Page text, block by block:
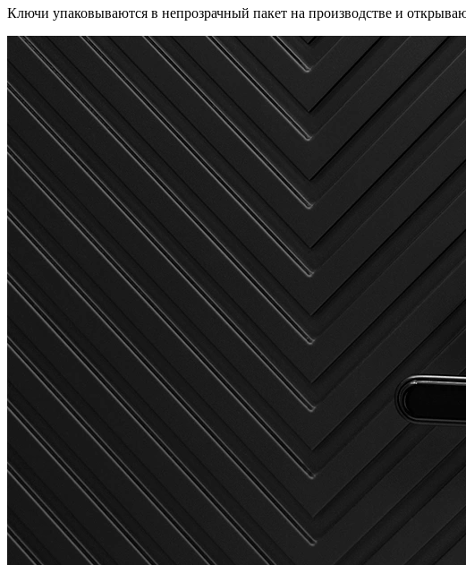
Ключи упаковываются в непрозрачный пакет на производстве и